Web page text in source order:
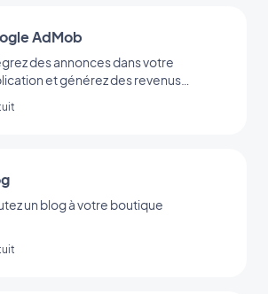
AdMob
des annonces dans votre
et générez des revenus
un blog à votre boutique